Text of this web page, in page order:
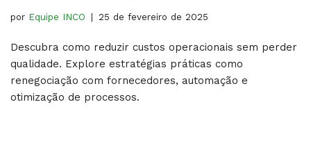
por Equipe INCO 25 de fevereiro de 2025
Descubra como reduzir custos operacionais sem perder
qualidade. Explore estratégias práticas como
renegociação com fornecedores, automação e
otimização de processos.